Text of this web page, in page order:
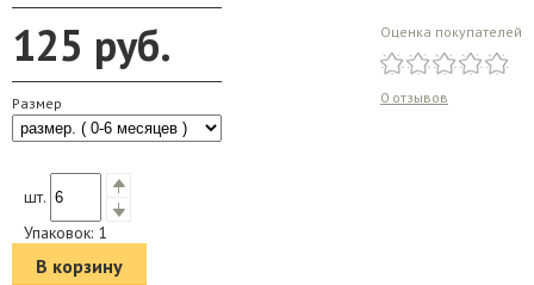
125 руб.
Размер
Оценка покупателей
0 отзывов
шт.
Упаковок: 1
В корзину